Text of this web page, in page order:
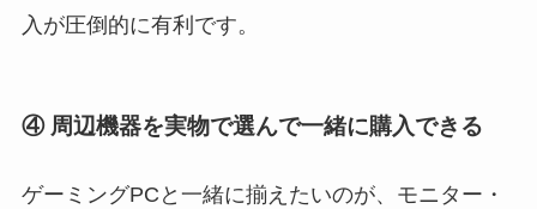
入が圧倒的に有利です。
④ 周辺機器を実物で選んで一緒に購入できる
ゲーミングPCと一緒に揃えたいのが、モニター・